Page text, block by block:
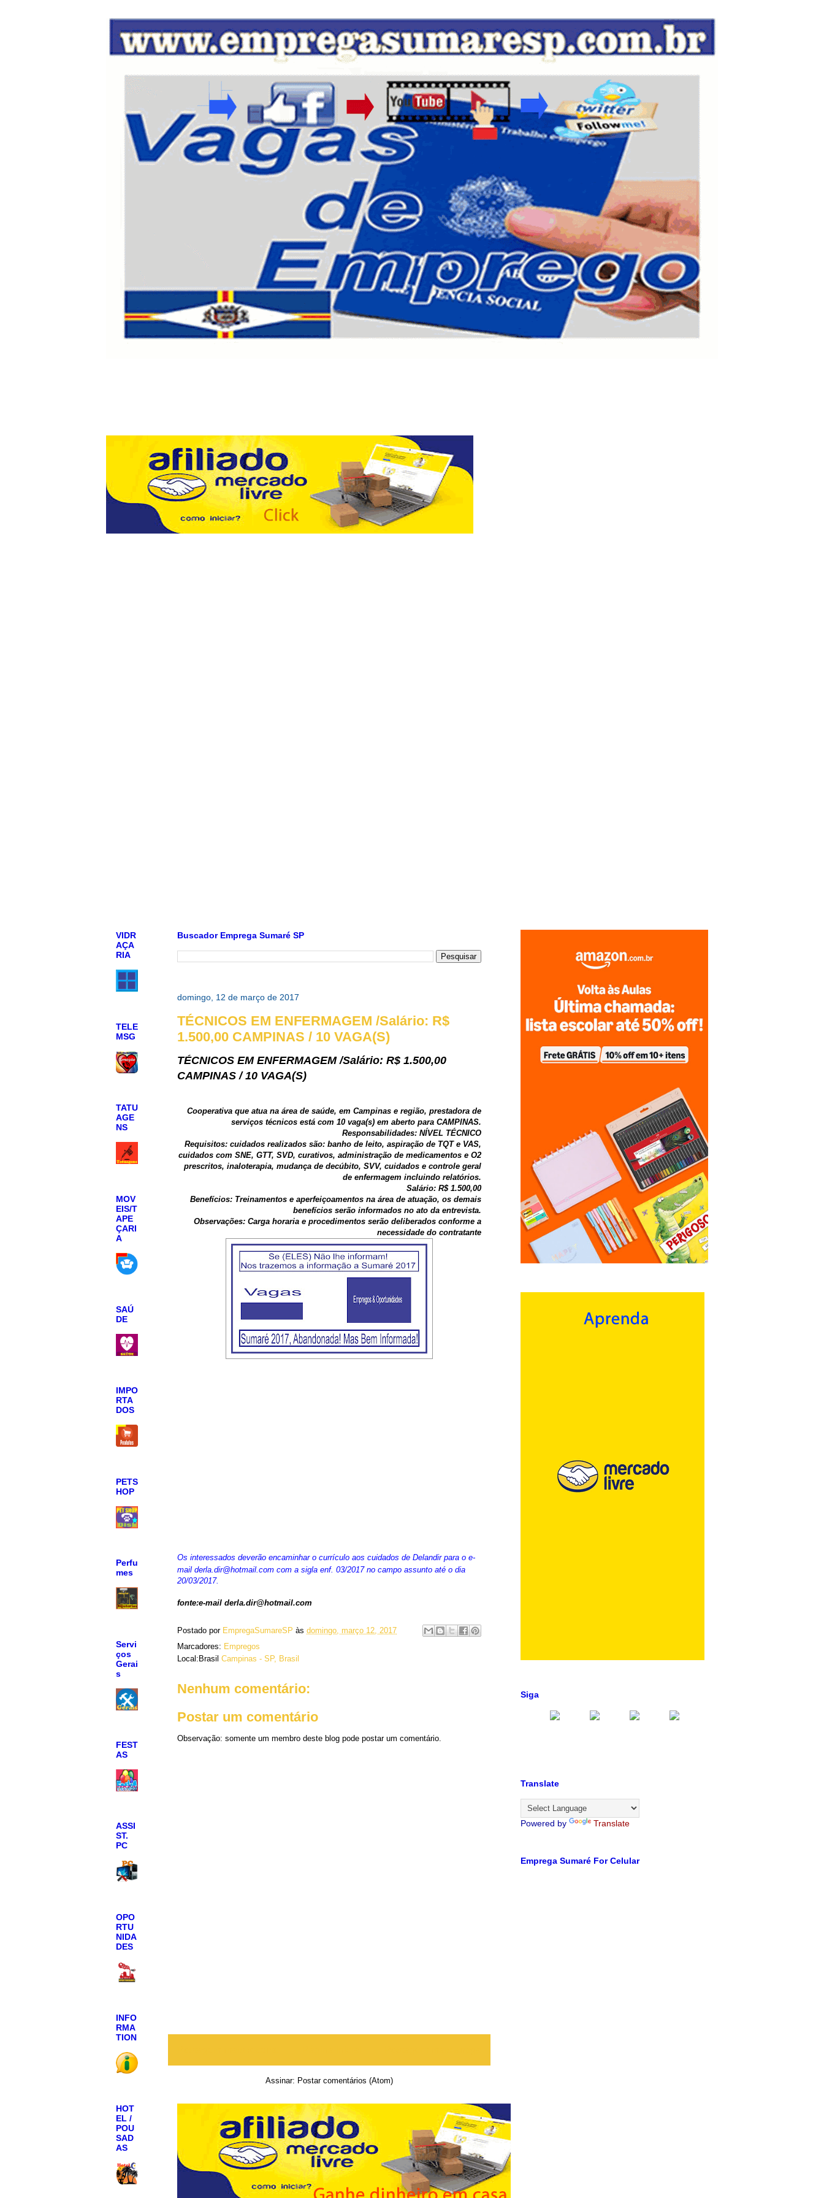
Buscador Emprega Sumaré SP
domingo, 12 de março de 2017
TÉCNICOS EM ENFERMAGEM /Salário: R$
1.500,00 CAMPINAS / 10 VAGA(S)
TÉCNICOS EM ENFERMAGEM /Salário: R$ 1.500,00
CAMPINAS / 10 VAGA(S)
Cooperativa que atua na área de saúde, em Campinas e região, prestadora de
serviços técnicos está com 10 vaga(s) em aberto para CAMPINAS.
Responsabilidades: NÍVEL TÉCNICO
Requisitos: cuidados realizados são: banho de leito, aspiração de TQT e VAS,
cuidados com SNE, GTT, SVD, curativos, administração de medicamentos e O2
prescritos, inaloterapia, mudança de decúbito, SVV, cuidados e controle geral
de enfermagem incluindo relatórios.
Salário: R$ 1.500,00
Benefícios: Treinamentos e aperfeiçoamentos na área de atuação, os demais
benefícios serão informados no ato da entrevista.
Observações: Carga horaria e procedimentos serão deliberados conforme a
necessidade do contratante
Os interessados deverão encaminhar o currículo aos cuidados de Delandir para o e-
mail derla.dir@hotmail.com com a sigla enf. 03/2017 no campo assunto até o dia
20/03/2017.
fonte:e-mail derla.dir@hotmail.com
Postado por EmpregaSumareSP às domingo, março 12, 2017
Marcadores: Empregos
Local:Brasil Campinas - SP, Brasil
Nenhum comentário:
Postar um comentário
Observação: somente um membro deste blog pode postar um comentário.
Assinar: Postar comentários (Atom)
VIDR
AÇA
RIA
TELE
MSG
TATU
AGE
NS
MOV
EIS/T
APE
ÇARI
A
SAÚ
DE
IMPO
RTA
DOS
PETS
HOP
Perfu
mes
Servi
ços
Gerai
s
FEST
AS
ASSI
ST.
PC
OPO
RTU
NIDA
DES
INFO
RMA
TION
HOT
EL /
POU
SAD
AS
Siga
Translate
Powered by Translate
Emprega Sumaré For Celular